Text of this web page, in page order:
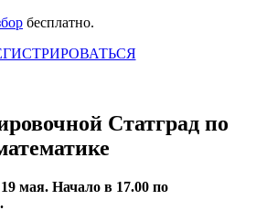
бесплатно.
Статград по
мая. Начало в 17.00 по